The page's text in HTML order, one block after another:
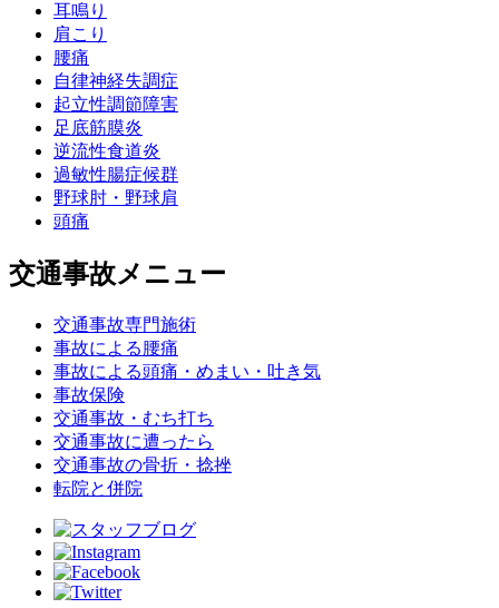
耳鳴り
肩こり
腰痛
自律神経失調症
起立性調節障害
足底筋膜炎
逆流性食道炎
過敏性腸症候群
野球肘・野球肩
頭痛
交通事故メニュー
交通事故専門施術
事故による腰痛
事故による頭痛・めまい・吐き気
事故保険
交通事故・むち打ち
交通事故に遭ったら
交通事故の骨折・捻挫
転院と併院